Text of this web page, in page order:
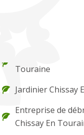
Touraine
Jardinier Chissay
Entreprise de
Chissay En